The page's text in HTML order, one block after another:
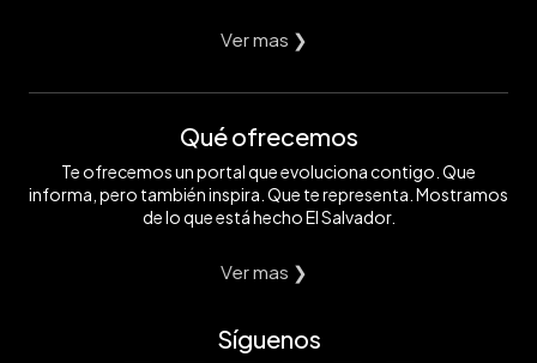
Ver mas ❯
Qué ofrecemos
Te ofrecemos un portal que evoluciona contigo. Que
informa, pero también inspira. Que te representa. Mostramos
de lo que está hecho El Salvador.
Ver mas ❯
Síguenos